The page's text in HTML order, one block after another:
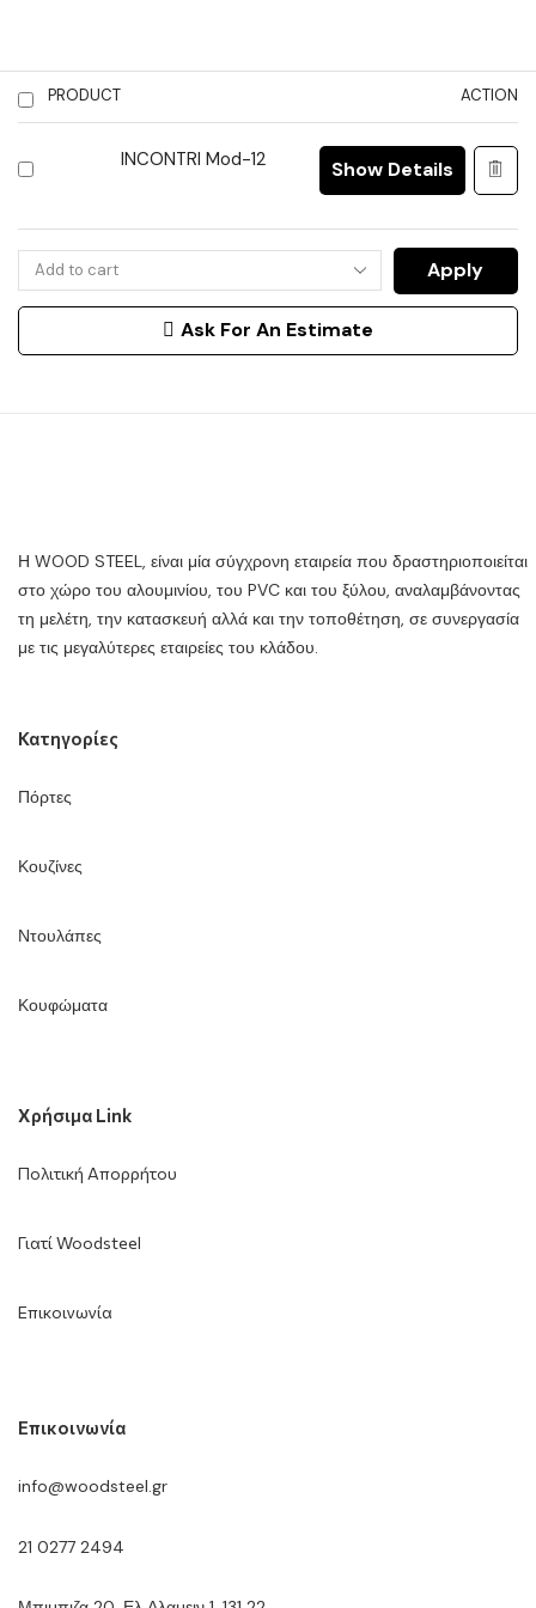
PRODUCT ACTION
INCONTRI Mod-12 Show Details
Apply
Ask For An Estimate
Η WOOD STEEL, είναι μία σύγχρονη εταιρεία που δραστηριοποιείται
στο χώρο του αλουμινίου, του PVC και του ξύλου, αναλαμβάνοντας
τη μελέτη, την κατασκευή αλλά και την τοποθέτηση, σε συνεργασία
με τις μεγαλύτερες εταιρείες του κλάδου.
Κατηγορίες
Πόρτες
Κουζίνες
Ντουλάπες
Κουφώματα
Χρήσιμα Link
Πολιτική Απορρήτου
Γιατί Woodsteel
Επικοινωνία
Επικοινωνία
info@woodsteel.gr
21 0277 2494